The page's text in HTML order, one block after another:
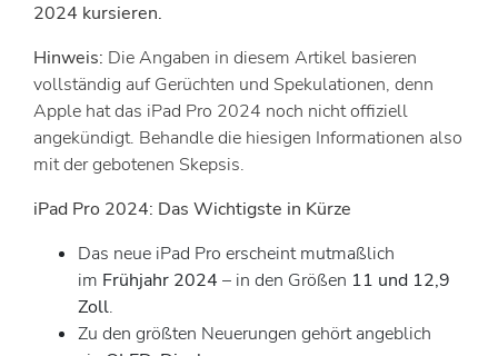
2024 kursieren.
Hinweis: Die Angaben in diesem Artikel basieren
vollständig auf Gerüchten und Spekulationen, denn
Apple hat das iPad Pro 2024 noch nicht offiziell
angekündigt. Behandle die hiesigen Informationen also
mit der gebotenen Skepsis.
iPad Pro 2024: Das Wichtigste in Kürze
Das neue iPad Pro erscheint mutmaßlich
im Frühjahr 2024 – in den Größen 11 und 12,9
Zoll.
Zu den größten Neuerungen gehört angeblich